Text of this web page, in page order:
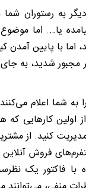
به رستوران شما
یا…. اما
اما با پایین
مجبور شدید، به
شما اعلام
اولین کارهایی که
کنید. از
فروش
همراه با